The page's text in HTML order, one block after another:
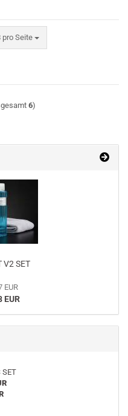
pro Seite
Seite
6)
V2 SET
EUR
EUR
SET